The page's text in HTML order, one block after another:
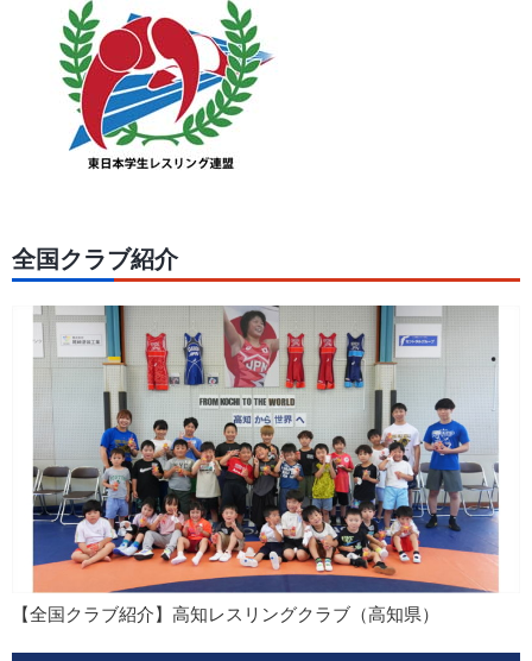
全国クラブ紹介
【全国クラブ紹介】高知レスリングクラブ（高知県）